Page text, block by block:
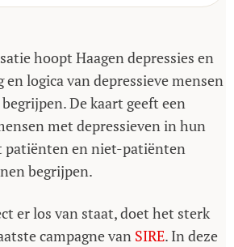
hoopt Haagen depressies en
en logica van depressieve mensen
De kaart geeft een
met depressieven in hun
patiënten en niet-patiënten
begrijpen.
er los van staat, doet het sterk
campagne van SIRE. In deze